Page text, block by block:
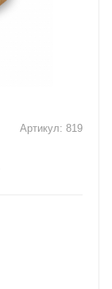
Артикул: 819